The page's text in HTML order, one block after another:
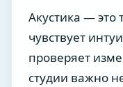
Акустика — это
чувствует
проверяет
студии важно